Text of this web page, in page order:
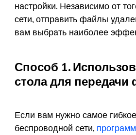
настройки. Независимо от
сети, отправить файлы
вам выбрать наиболее
Способ 1.
стола для
Если вам нужно самое
беспроводной сети,